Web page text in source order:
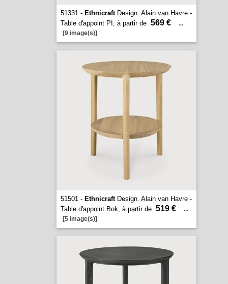
51331 - EthnicraftDesign. Alain van Havre -
Table d'appoint PI, à partir de 569 €
...
[9 image(s)]
51501 - EthnicraftDesign. Alain van Havre -
Table d'appoint Bok, à partir de 519 €
...
[5 image(s)]